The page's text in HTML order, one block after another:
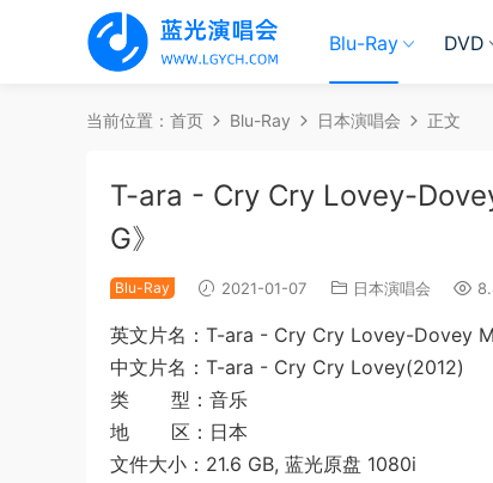
Blu-Ray DVD
当前位置： 首页 Blu-Ray 日本演唱会 正文
T-ara - Cry Cry Lovey-
G》
Blu-Ray 2021-01-07 日本演唱会
英文片名：T-ara - Cry Cry Lovey-Dovey
中文片名：T-ara - Cry Cry Lovey(2012)
类 型：音乐
地 区：日本
文件大小：21.6 GB, 蓝光原盘 1080i